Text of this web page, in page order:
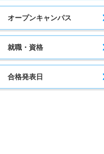
オープンキャンパス
就職・資格
合格発表日